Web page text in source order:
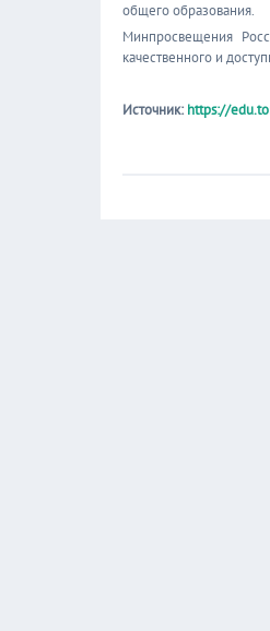
общего образования.
Минпросвещения
качественного и
Источник: https://